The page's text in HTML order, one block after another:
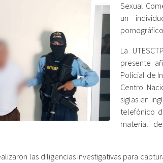
Sexual
un
La
presente
Policial de
Centro
siglas en
telefónico
material
las diligencias investigativas para